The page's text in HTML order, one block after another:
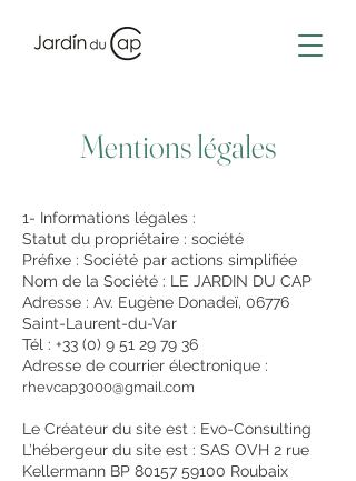
Mentions légales
1- Informations légales :
Statut du propriétaire : société
Préfixe : Société par actions simplifiée
Nom de la Société : LE JARDIN DU CAP
Adresse : Av. Eugène Donadeï, 06776
Saint-Laurent-du-Var​
Tél : +33 (0) 9 51 29 79 36
Adresse de courrier électronique :
rhevcap3000@gmail.com
Le Créateur du site est : Evo-Consulting
L’hébergeur du site est : SAS OVH 2 rue
Kellermann BP 80157 59100 Roubaix